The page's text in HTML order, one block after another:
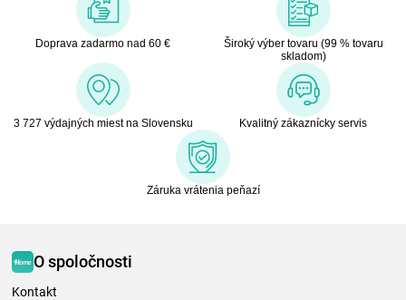
Doprava zadarmo nad 60 €
Široký výber tovaru (99 % tovaru
skladom)
3 727 výdajných miest na Slovensku Kvalitný zákaznícky servis
Záruka vrátenia peňazí
O spoločnosti
Kontakt